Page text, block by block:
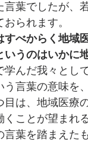
言葉でしたが、
おられます。
すべからく地
いうのはいかに
んだ我々とし
う言葉の意味を
は、地域医療
くことが望まれ
言葉を踏まえた